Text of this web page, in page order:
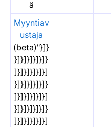
ä
Myyntiav
ustaja
(beta)"}]}
}]}]}]}]}]}
]}]}]}]}]}]
}]}]}]}]}]}
]}]}]}]}]}]
}]}]}]}]}]}
]}]}]}]}]}]